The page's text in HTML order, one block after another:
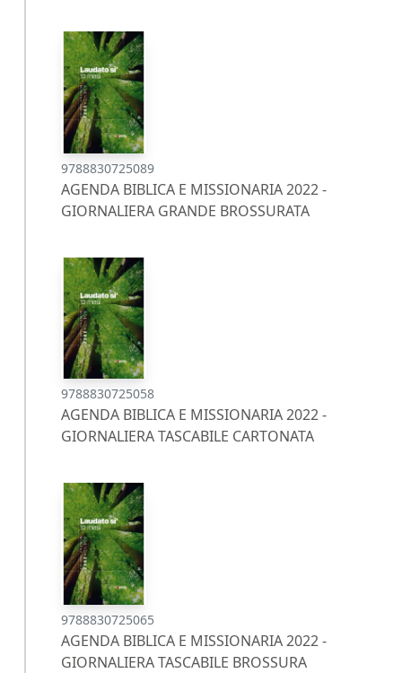
9788830725089
AGENDA BIBLICA E MISSIONARIA 2022 -
GIORNALIERA GRANDE BROSSURATA
9788830725058
AGENDA BIBLICA E MISSIONARIA 2022 -
GIORNALIERA TASCABILE CARTONATA
9788830725065
AGENDA BIBLICA E MISSIONARIA 2022 -
GIORNALIERA TASCABILE BROSSURA